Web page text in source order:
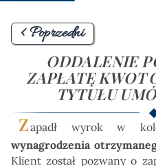
< Poprzedni
ODDALENIE
ZAPŁATĘ KWOT
TYTUŁU
Zapadł wyrok w
wynagrodzenia
Klient został pozwany o